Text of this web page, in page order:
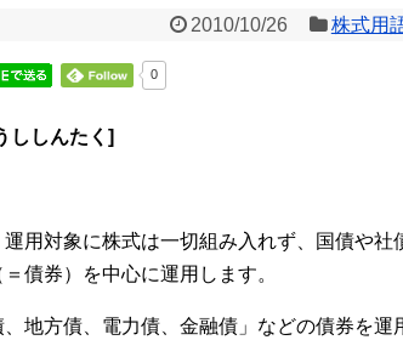
2010/10/26 株式用
0
ししんたく]
用対象に株式は一切組み入れず、国債や社
債券）を中心に運用します。
地方債、電力債、金融債」などの債券を運